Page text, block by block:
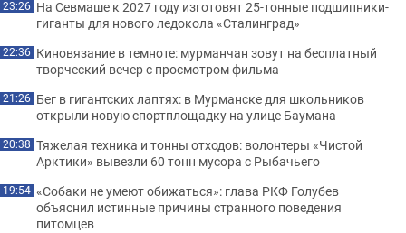
23:26 На Севмаше к 2027 году изготовят 25-тонные подшипники-
гиганты для нового ледокола «Сталинград»
22:36 Киновязание в темноте: мурманчан зовут на бесплатный
творческий вечер с просмотром фильма
21:26 Бег в гигантских лаптях: в Мурманске для школьников
открыли новую спортплощадку на улице Баумана
20:38 Тяжелая техника и тонны отходов: волонтеры «Чистой
Арктики» вывезли 60 тонн мусора с Рыбачьего
19:54 «Собаки не умеют обижаться»: глава РКФ Голубев
объяснил истинные причины странного поведения
питомцев